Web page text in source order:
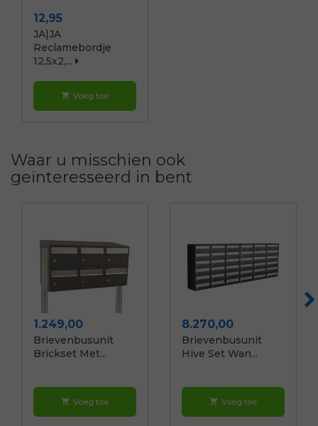
Prijs
12,95
JA|JA
Reclamebordje
12,5x2,...
shopping_cart Voeg toe
Waar u misschien ook
geïnteresseerd in bent
Prijs
1.249,00
Brievenbusunit
Brickset Met...
shopping_cart Voeg toe
Prijs
8.270,00
Brievenbusunit
Hive Set Wan...
shopping_cart Voeg toe